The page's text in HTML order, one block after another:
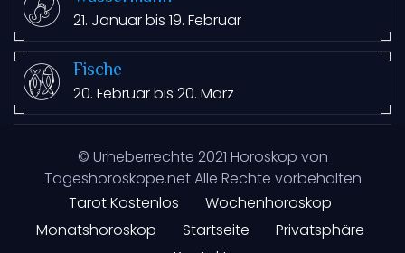
21. Januar bis 19. Februar
Fische
20. Februar bis 20. März
© Urheberrechte 2021 Horoskop von
Tageshoroskope.net Alle Rechte vorbehalten
Tarot Kostenlos
Wochenhoroskop
Monatshoroskop
Startseite
Privatsphäre